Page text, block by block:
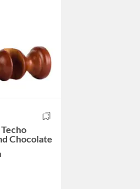
Chocolate